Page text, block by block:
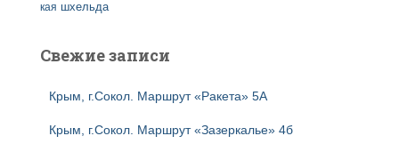
кая шхельда
Свежие записи
Крым, г.Сокол. Маршрут «Ракета» 5А
Крым, г.Сокол. Маршрут «Зазеркалье» 4б